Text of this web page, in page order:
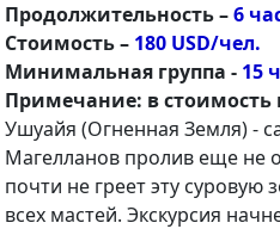
Продолжительность –6
Стоимость – 180 USD/чел.
Минимальная группа - 15
Примечание: в стоимость
Ушуайя (Огненная Земля) -
Магелланов пролив еще не
почти не греет эту
всех мастей. Экскурсия